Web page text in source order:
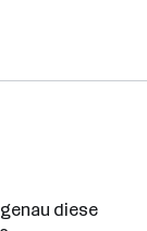
diese